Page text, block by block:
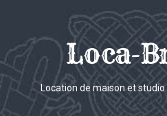
Loca-
Location de maison et